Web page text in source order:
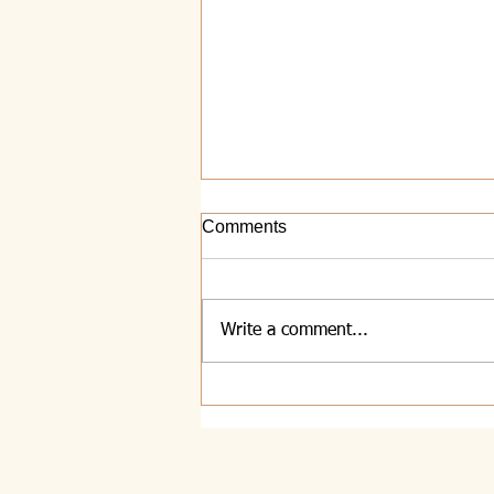
Comments
Write a comment...